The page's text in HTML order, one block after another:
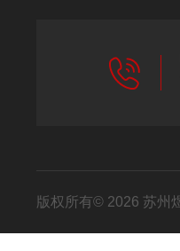
版权所有© 2026 苏